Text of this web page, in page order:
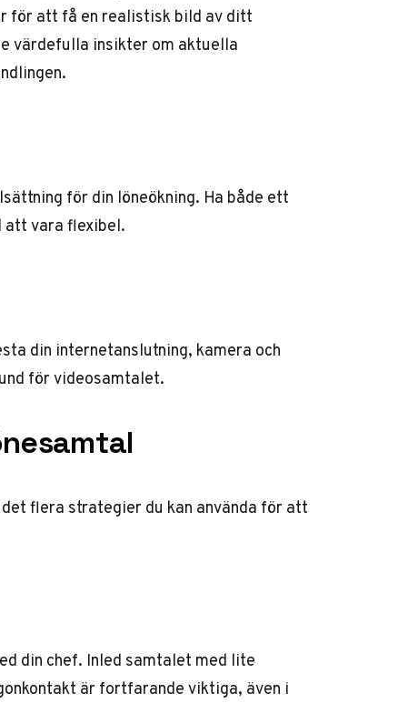
för att få en realistisk bild av ditt
värdefulla insikter om aktuella
för din löneökning. Ha både ett
att vara flexibel.
din internetanslutning, kamera och
för videosamtalet.
flera strategier du kan använda för att
din chef. Inled samtalet med lite
är fortfarande viktiga, även i